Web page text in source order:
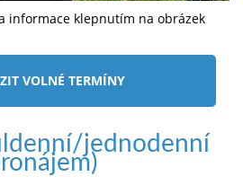
informace klepnutím na obrázek
VOLNÉ TERMÍNY
jednodenní